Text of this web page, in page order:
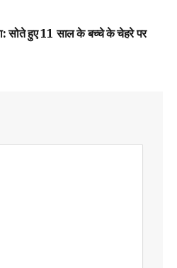
सोते हुए 11 साल के बच्चे के चेहरे पर